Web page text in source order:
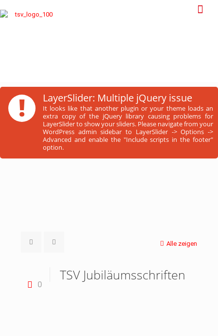
! LayerSlider: Multiple jQuery issue
It looks like that another plugin or your theme loads an
extra copy of the jQuery library causing problems for
LayerSlider to show your sliders. Please navigate from your
WordPress admin sidebar to LayerSlider -> Options ->
Advanced and enable the "Include scripts in the footer"
option.
Alle zeigen
0
TSV Jubiläumsschriften